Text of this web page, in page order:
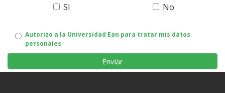
SI No
Autorizo
uso
de
Autorizo a la Universidad Ean para tratar mis datos
personales